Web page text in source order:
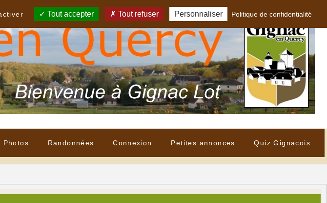
Photos Randonnées Connexion Petites annonces Quiz Gignacois
Tout accepter Tout refuser Personnaliser Politique de confidentialité